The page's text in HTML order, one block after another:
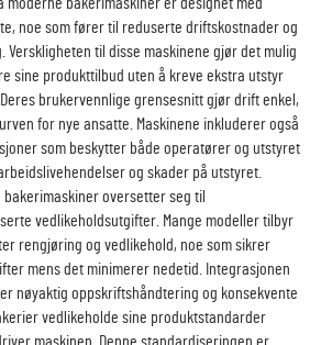
moderne bakerimaskiner er designet med
noe som fører til reduserte driftskostnader og
Verskligheten til disse maskinene gjør det mulig
sine produkttilbud uten å kreve ekstra utstyr
brukervennlige grensesnitt gjør drift enkel,
for nye ansatte. Maskinene inkluderer også
som beskytter både operatører og utstyret
og skader på utstyret.
oversetter seg til
vedlikeholdsutgifter. Mange modeller tilbyr
rengjøring og vedlikehold, noe som sikrer
mens det minimerer nedetid. Integrasjonen
nøyaktig oppskriftshåndtering og konsekvente
vedlikeholde sine produktstandarder